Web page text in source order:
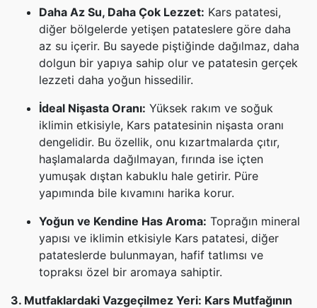
Daha Az Su, Daha Çok Lezzet: Kars patatesi,
diğer bölgelerde yetişen patateslere göre daha
az su içerir. Bu sayede piştiğinde dağılmaz, daha
dolgun bir yapıya sahip olur ve patatesin gerçek
lezzeti daha yoğun hissedilir.
İdeal Nişasta Oranı: Yüksek rakım ve soğuk
iklimin etkisiyle, Kars patatesinin nişasta oranı
dengelidir. Bu özellik, onu kızartmalarda çıtır,
haşlamalarda dağılmayan, fırında ise içten
yumuşak dıştan kabuklu hale getirir. Püre
yapımında bile kıvamını harika korur.
Yoğun ve Kendine Has Aroma: Toprağın mineral
yapısı ve iklimin etkisiyle Kars patatesi, diğer
patateslerde bulunmayan, hafif tatlımsı ve
topraksı özel bir aromaya sahiptir.
3. Mutfaklardaki Vazgeçilmez Yeri: Kars Mutfağının